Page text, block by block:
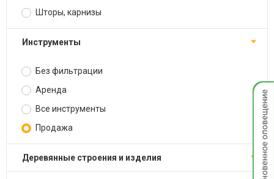
Шторы, карнизы
Инструменты
Без фильтрации
Аренда
Все инструменты
Продажа
Деревянные строения и изделия